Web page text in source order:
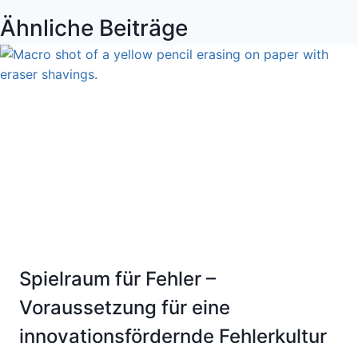
Ähnliche Beiträge
Spielraum für Fehler –
Voraussetzung für eine
innovationsfördernde Fehlerkultur